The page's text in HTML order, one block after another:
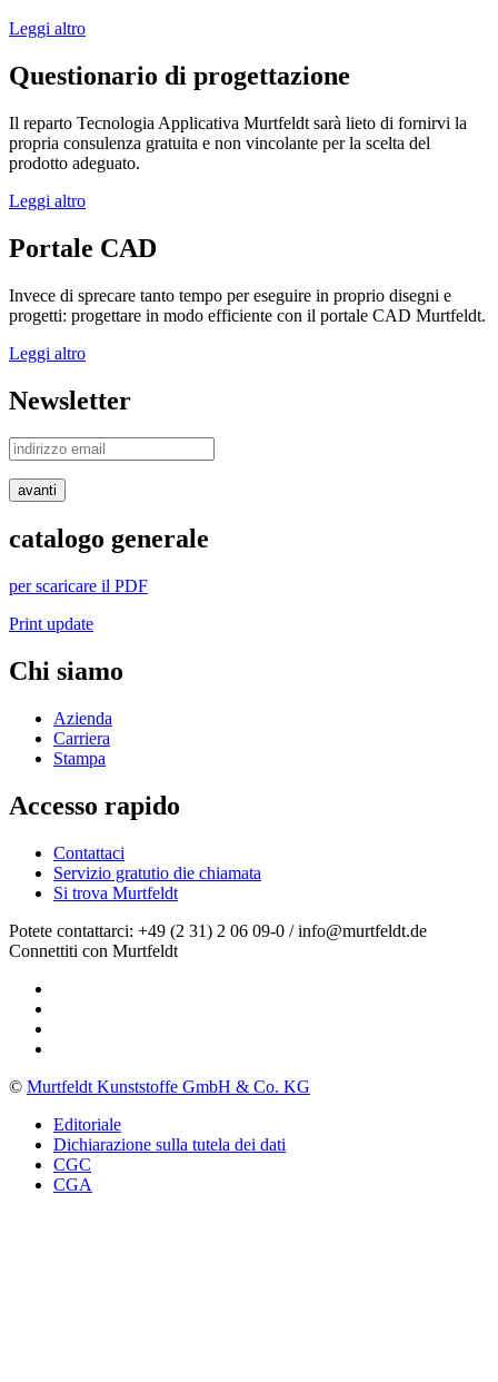
Leggi altro
Questionario di progettazione
Il reparto Tecnologia Applicativa Murtfeldt sarà lieto di fornirvi la
propria consulenza gratuita e non vincolante per la scelta del
prodotto adeguato.
Leggi altro
Portale CAD
Invece di sprecare tanto tempo per eseguire in proprio disegni e
progetti: progettare in modo efficiente con il portale CAD Murtfeldt.
Leggi altro
Newsletter
avanti
catalogo generale
per scaricare il PDF
Print update
Chi siamo
Azienda
Carriera
Stampa
Accesso rapido
Contattaci
Servizio gratutio die chiamata
Si trova Murtfeldt
Potete contattarci: +49 (2 31) 2 06 09-0 / info@murtfeldt.de
Connettiti con Murtfeldt
© Murtfeldt Kunststoffe GmbH & Co. KG
Editoriale
Dichiarazione sulla tutela dei dati
CGC
CGA